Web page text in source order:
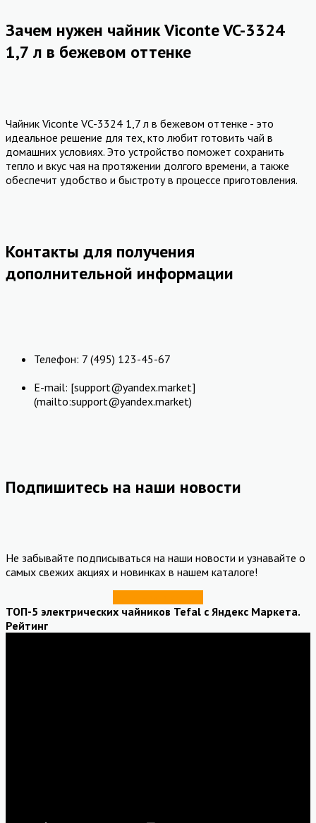
Зачем нужен чайник Viconte VC-3324
1,7 л в бежевом оттенке
Чайник Viconte VC-3324 1,7 л в бежевом оттенке - это
идеальное решение для тех, кто любит готовить чай в
домашних условиях. Это устройство поможет сохранить
тепло и вкус чая на протяжении долгого времени, а также
обеспечит удобство и быстроту в процессе приготовления.
Контакты для получения
дополнительной информации
Телефон: 7 (495) 123-45-67
E-mail: [support@yandex.market]
(mailto:support@yandex.market)
Подпишитесь на наши новости
Не забывайте подписываться на наши новости и узнавайте о
самых свежих акциях и новинках в нашем каталоге!
ТОП-5 электрических чайников Tefal с Яндекс Маркета.
Рейтинг